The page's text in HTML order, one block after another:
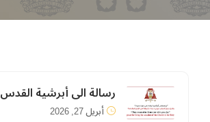
رسالة الى أبرشية القدس
أبريل 27, 2026